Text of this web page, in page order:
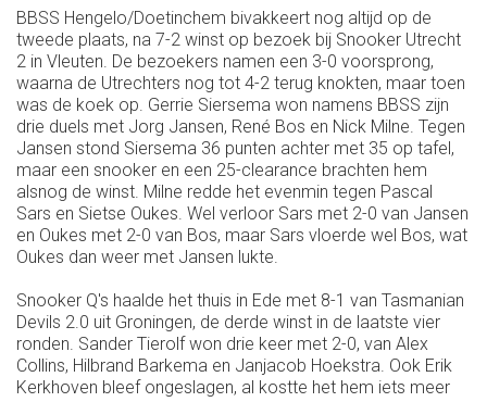
BBSS Hengelo/Doetinchem bivakkeert nog altijd op de
tweede plaats, na 7-2 winst op bezoek bij Snooker Utrecht
2 in Vleuten. De bezoekers namen een 3-0 voorsprong,
waarna de Utrechters nog tot 4-2 terug knokten, maar toen
was de koek op. Gerrie Siersema won namens BBSS zijn
drie duels met Jorg Jansen, René Bos en Nick Milne. Tegen
Jansen stond Siersema 36 punten achter met 35 op tafel,
maar een snooker en een 25-clearance brachten hem
alsnog de winst. Milne redde het evenmin tegen Pascal
Sars en Sietse Oukes. Wel verloor Sars met 2-0 van Jansen
en Oukes met 2-0 van Bos, maar Sars vloerde wel Bos, wat
Oukes dan weer met Jansen lukte.
Snooker Q's haalde het thuis in Ede met 8-1 van Tasmanian
Devils 2.0 uit Groningen, de derde winst in de laatste vier
ronden. Sander Tierolf won drie keer met 2-0, van Alex
Collins, Hilbrand Barkema en Janjacob Hoekstra. Ook Erik
Kerkhoven bleef ongeslagen, al kostte het hem iets meer